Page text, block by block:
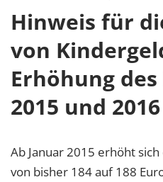
Hinweis für
von
Erhöhung
2015 und 2016
Ab Januar 2015 erhöht
von bisher 184 auf 188